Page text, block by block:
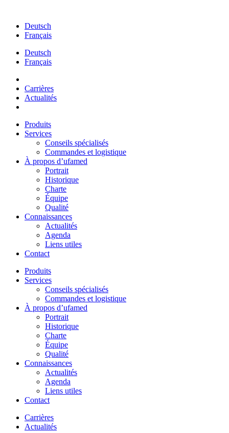
contenuDeutsch
Français
Deutsch
Français
Carrières
Actualités
Produits
Services
Conseils spécialisés
Commandes et logistique
À propos d’ufamed
Portrait
Historique
Charte
Équipe
Qualité
Connaissances
Actualités
Agenda
Liens utiles
Contact
Produits
Services
Conseils spécialisés
Commandes et logistique
À propos d’ufamed
Portrait
Historique
Charte
Équipe
Qualité
Connaissances
Actualités
Agenda
Liens utiles
Contact
Carrières
Actualités